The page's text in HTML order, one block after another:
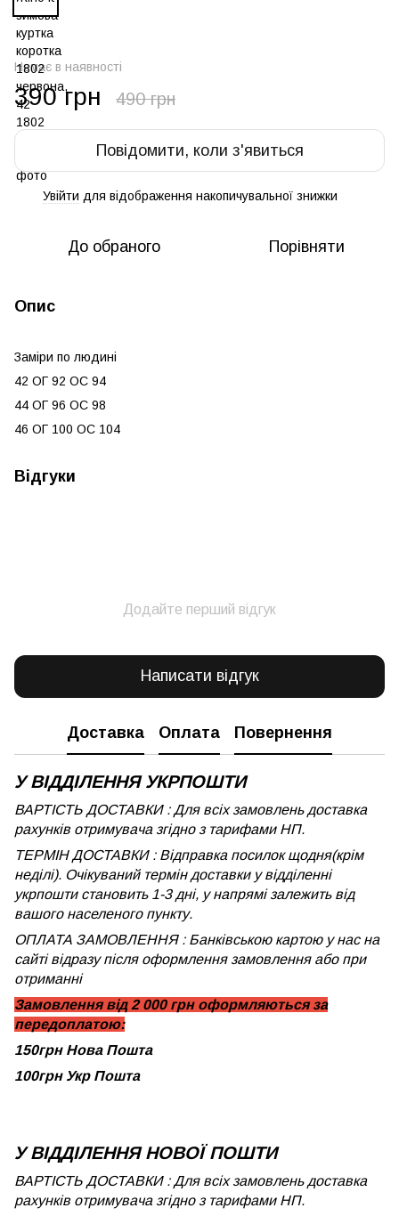
Немає в наявності
390 грн 490 грн
Повідомити, коли з'явиться
Увійти для відображення накопичувальної знижки
До обраного Порівняти
Опис
Заміри по людині
42 ОГ 92 ОС 94
44 ОГ 96 ОС 98
46 ОГ 100 ОС 104
Відгуки
Додайте перший відгук
Написати відгук
Доставка Оплата Повернення
У ВІДДІЛЕННЯ УКРПОШТИ
ВАРТІСТЬ ДОСТАВКИ : Для всіх замовлень доставка
рахунків отримувача згідно з тарифами НП.
ТЕРМІН ДОСТАВКИ : Відправка посилок щодня(крім
неділі). Очікуваний термін доставки у відділенні
укрпошти становить 1-3 дні, у напрямі залежить від
вашого населеного пункту.
ОПЛАТА ЗАМОВЛЕННЯ : Банківською картою у нас на
сайті відразу після оформлення замовлення або при
отриманні
Замовлення від 2 000 грн оформляються за
передоплатою:
150грн Нова Пошта
100грн Укр Пошта
У ВІДДІЛЕННЯ НОВОЇ ПОШТИ
ВАРТІСТЬ ДОСТАВКИ : Для всіх замовлень доставка
рахунків отримувача згідно з тарифами НП.